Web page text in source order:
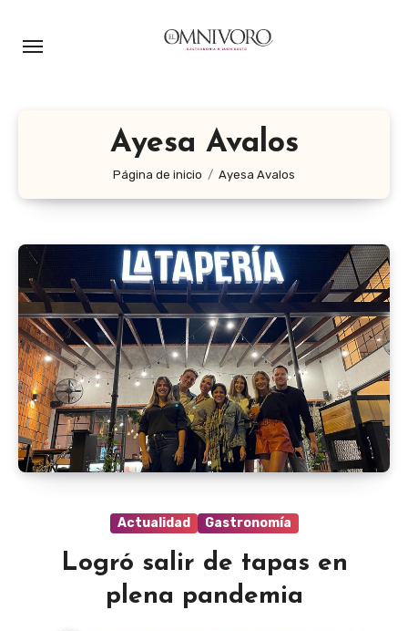
Ayesa Avalos
Página de inicio Ayesa Avalos
Actualidad Gastronomía
Logró salir de tapas en
plena pandemia